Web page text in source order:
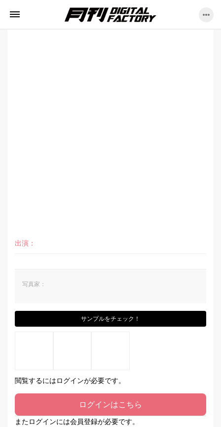
出演：
写真家：
サンプルをチェック！
閲覧するにはログインが必要です。
ログインはこちら
またログインには会員登録が必要です。